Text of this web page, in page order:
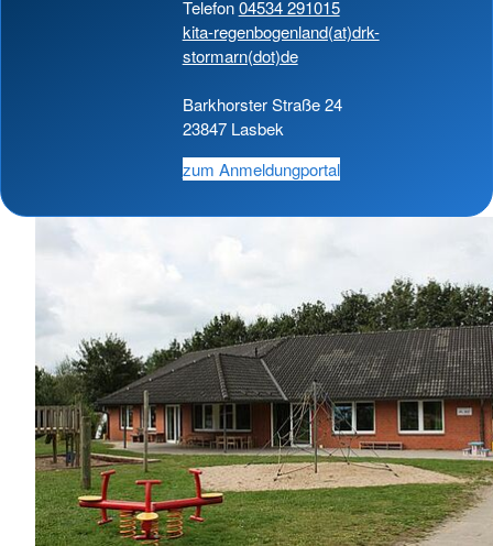
Telefon04534 291015
kita-regenbogenland(at)drk-
stormarn(dot)de
Barkhorster Straße 24
23847 Lasbek
zum Anmeldungportal